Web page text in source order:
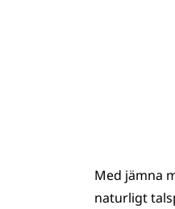
Med jämna
naturligt